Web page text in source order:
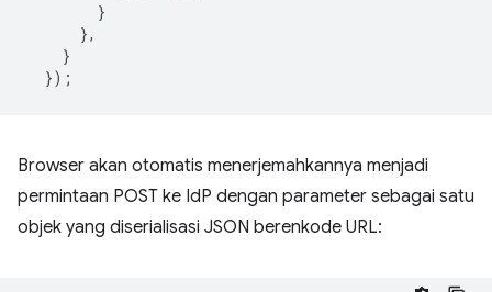
}
},
}
});
Browser akan otomatis menerjemahkannya menjadi
permintaan POST ke IdP dengan parameter sebagai satu
objek yang diserialisasi JSON berenkode URL: